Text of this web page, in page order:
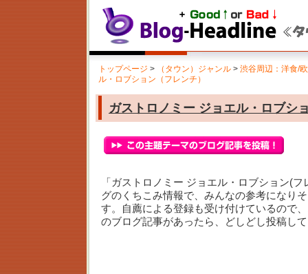
トップページ > （タウン）ジャンル > 渋谷周辺：洋食/
ル・ロブション（フレンチ）
ガストロノミー ジョエル・ロブシ
「ガストロノミー ジョエル・ロブション(
グのくちこみ情報で、みんなの参考になり
す。自薦による登録も受け付けているので
のブログ記事があったら、どしどし投稿し